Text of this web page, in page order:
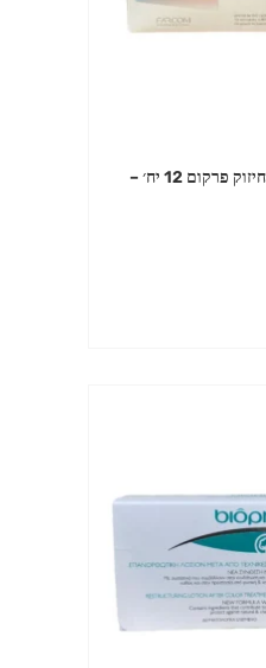
אמפולות טיפול בנשירה וחיזוק פרקום 12 יח׳ –